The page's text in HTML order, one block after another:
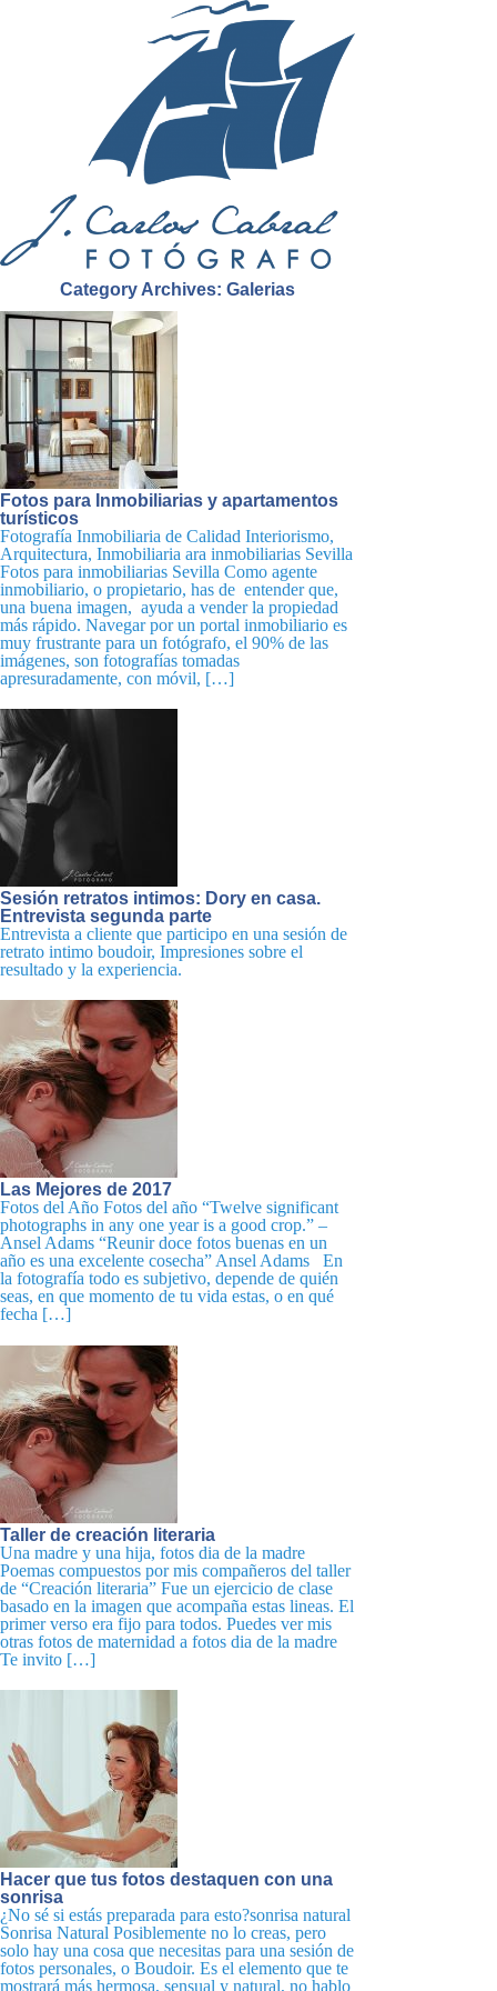
Category Archives: Galerias
Fotos para Inmobiliarias y apartamentos
turísticos
Fotografía Inmobiliaria de Calidad Interiorismo,
Arquitectura, Inmobiliaria ara inmobiliarias Sevilla
Fotos para inmobiliarias Sevilla Como agente
inmobiliario, o propietario, has de entender que,
una buena imagen, ayuda a vender la propiedad
más rápido. Navegar por un portal inmobiliario es
muy frustrante para un fotógrafo, el 90% de las
imágenes, son fotografías tomadas
apresuradamente, con móvil, […]
Sesión retratos intimos: Dory en casa.
Entrevista segunda parte
Entrevista a cliente que participo en una sesión de
retrato intimo boudoir, Impresiones sobre el
resultado y la experiencia.
Las Mejores de 2017
Fotos del Año Fotos del año “Twelve significant
photographs in any one year is a good crop.” –
Ansel Adams “Reunir doce fotos buenas en un
año es una excelente cosecha” Ansel Adams En
la fotografía todo es subjetivo, depende de quién
seas, en que momento de tu vida estas, o en qué
fecha […]
Taller de creación literaria
Una madre y una hija, fotos dia de la madre
Poemas compuestos por mis compañeros del taller
de “Creación literaria” Fue un ejercicio de clase
basado en la imagen que acompaña estas lineas. El
primer verso era fijo para todos. Puedes ver mis
otras fotos de maternidad a fotos dia de la madre
Te invito […]
Hacer que tus fotos destaquen con una
sonrisa
¿No sé si estás preparada para esto?sonrisa natural
Sonrisa Natural Posiblemente no lo creas, pero
solo hay una cosa que necesitas para una sesión de
fotos personales, o Boudoir. Es el elemento que te
mostrará más hermosa, sensual y natural, no hablo